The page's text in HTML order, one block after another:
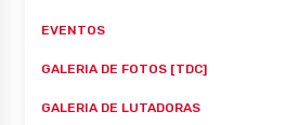
EVENTOS
GALERIA DE FOTOS [TDC]
GALERIA DE LUTADORAS